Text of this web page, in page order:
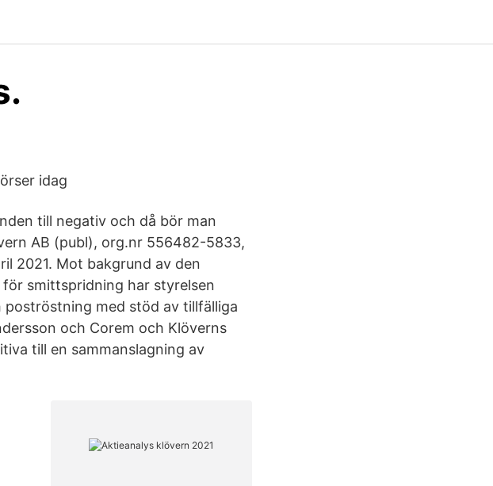
idag
till negativ och då bör man
AB (publ), org.nr 556482-5833,
2021. Mot bakgrund av den
smittspridning har styrelsen
med stöd av tillfälliga
och Corem och Klöverns
till en sammanslagning av